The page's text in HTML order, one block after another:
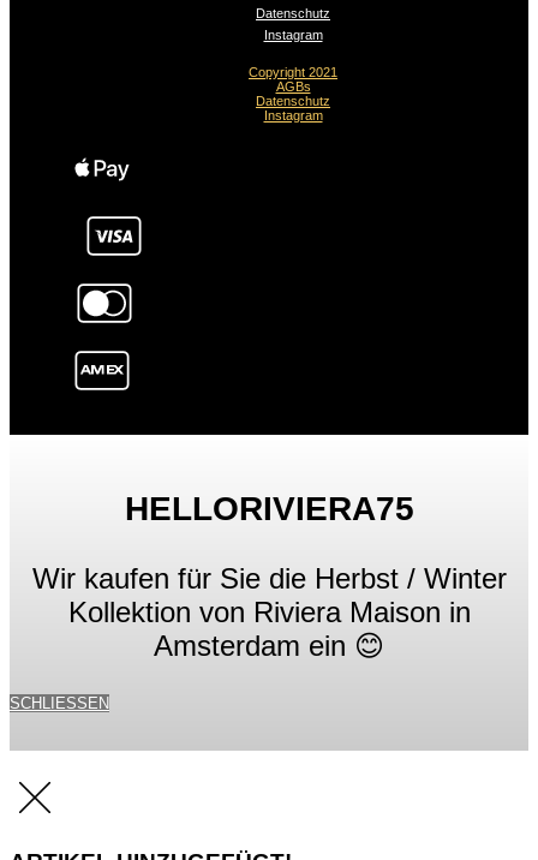
Datenschutz
Instagram
Copyright 2021
AGBs
Datenschutz
Instagram
HELLORIVIERA75
Wir kaufen für Sie die Herbst / Winter
Kollektion von Riviera Maison in
Amsterdam ein 😊
SCHLIESSEN